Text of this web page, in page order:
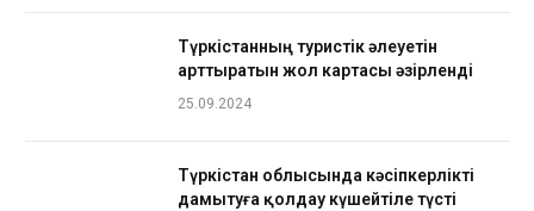
Түркістанның туристік әлеуетін
арттыратын жол картасы әзірленді
25.09.2024
Түркістан облысында кәсіпкерлікті
дамытуға қолдау күшейтіле түсті